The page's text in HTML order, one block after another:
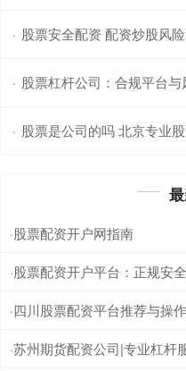
· 股票安全配资 配资炒股风
· 股票杠杆公司：合规平台
· 股票是公司的吗 北京专业
·股票配资开户网指南
·股票配资开户平台：正规安
·四川股票配资平台推荐与操
·苏州期货配资公司|专业杠杆